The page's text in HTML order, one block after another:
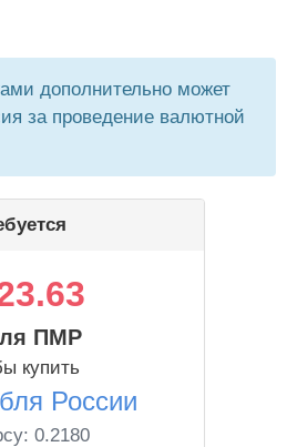
дополнительно может
за проведение валютной
ПМР
купить
России
0.2180